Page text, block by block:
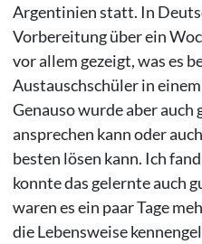
Argentinien statt. In
Vorbereitung über ein
vor allem gezeigt, was es
Austauschschüler in
Genauso wurde aber auch
ansprechen kann oder
besten lösen kann. Ich
konnte das gelernte auch
waren es ein paar Tage
die Lebensweise